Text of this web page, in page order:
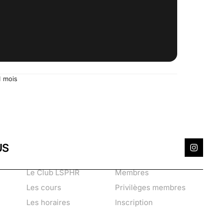
mois
Le Club LSPHR
Les cours
Les horaires
Membres
Privilèges membres
Inscription